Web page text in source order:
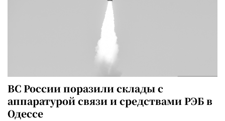
ВС России поразили склады с
аппаратурой связи и средствами РЭБ в
Одессе